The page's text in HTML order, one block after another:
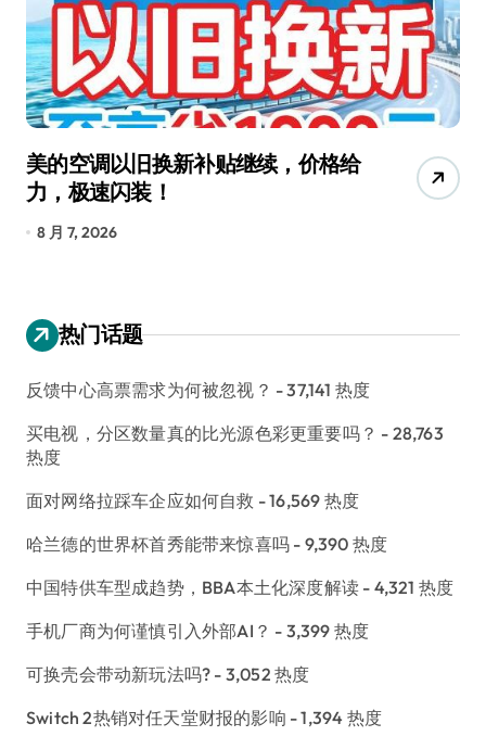
美的空调以旧换新补贴继续，价格给
力，极速闪装！
8 月 7, 2026
热门话题
反馈中心高票需求为何被忽视？ - 37,141 热度
买电视，分区数量真的比光源色彩更重要吗？ - 28,763
热度
面对网络拉踩车企应如何自救 - 16,569 热度
哈兰德的世界杯首秀能带来惊喜吗 - 9,390 热度
中国特供车型成趋势，BBA本土化深度解读 - 4,321 热度
手机厂商为何谨慎引入外部AI？ - 3,399 热度
可换壳会带动新玩法吗? - 3,052 热度
Switch 2热销对任天堂财报的影响 - 1,394 热度